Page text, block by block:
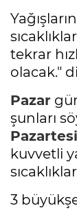
tekrar
olacak."
Pazar
şunları
Pazartesi
kuvvetli
3